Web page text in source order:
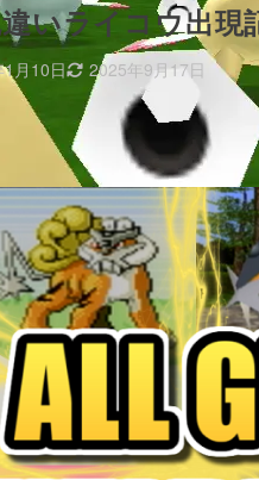
いライコウ出
月10日 2025年9月17日